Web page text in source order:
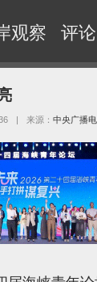
观察 评论
| 来源：中央广播